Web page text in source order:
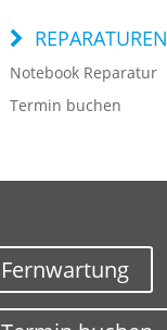
REPARATUREN
Notebook Reparatur
Termin buchen
Fernwartung